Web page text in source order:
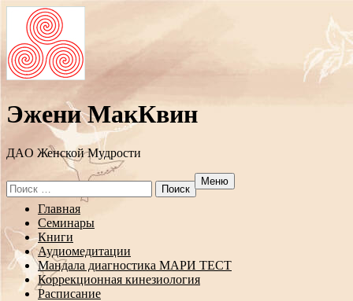
Эжени МакКвин
ДAO Женской Мудрости
Search
for:
Меню
Перейти
содержанию
Главная
Семинары
Книги
Аудиомедитации
Мандала диагностика МАРИ ТЕСТ
Коррекционная кинезиология
Расписание